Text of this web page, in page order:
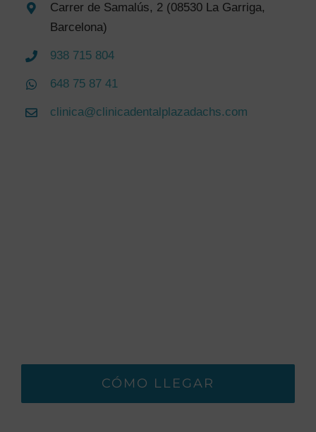
Carrer de Samalús, 2 (08530 La Garriga,
Barcelona)
938 715 804
648 75 87 41
clinica@clinicadentalplazadachs.com
CÓMO LLEGAR